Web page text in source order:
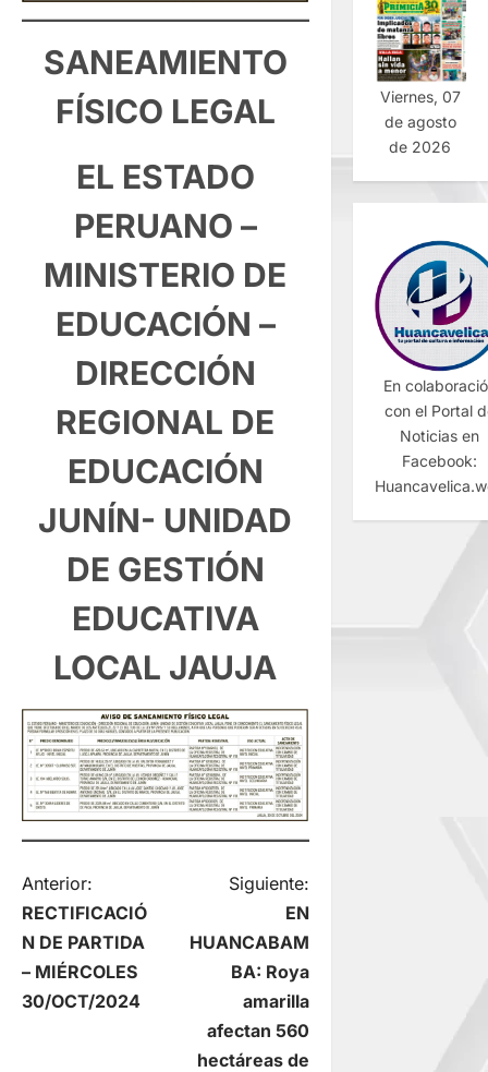
SANEAMIENTO
FÍSICO LEGAL
EL ESTADO
PERUANO –
MINISTERIO DE
EDUCACIÓN –
DIRECCIÓN
REGIONAL DE
EDUCACIÓN
JUNÍN- UNIDAD
DE GESTIÓN
EDUCATIVA
LOCAL JAUJA
N
a
v
Anterior:
RECTIFICACIÓ
N DE PARTIDA
– MIÉRCOLES
30/OCT/2024
Siguiente:
EN
HUANCABAM
BA: Roya
amarilla
afectan 560
hectáreas de
Viernes, 07
de agosto
de 2026
En
con el Portal
Noticias en
Facebook: